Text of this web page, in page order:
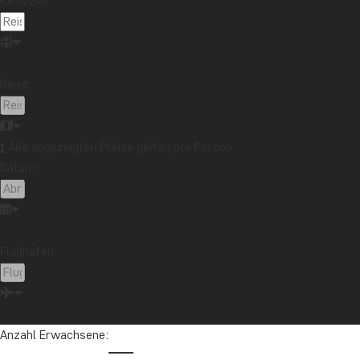
Faszinierende Architektur in Kambodscha
Präkolumbianisches Kulturerbe in Mexiko
Anzahl Erwachsene: